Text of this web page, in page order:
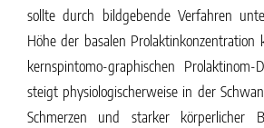
sollte durch bildgebende Verfahren
Höhe der basalen
kernspintomo-graphischen Prolaktinom-
steigt physiologischerweise in der
Schmerzen und starker